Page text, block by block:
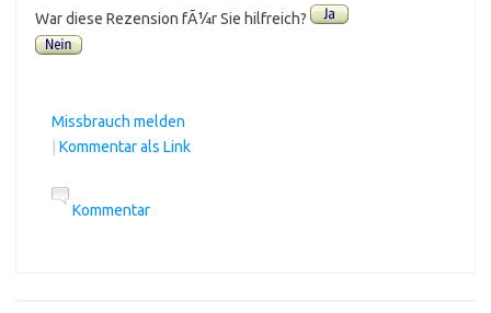
War diese Rezension fÃ¼r Sie hilfreich?
Missbrauch melden
Kommentar als Link
Kommentar